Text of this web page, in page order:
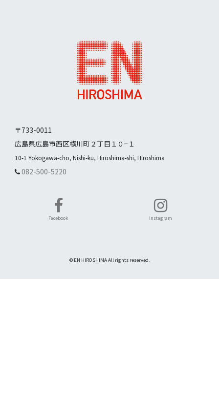
〒733-0011
広島県広島市西区横川町２丁目１０−１
10-1 Yokogawa-cho, Nishi-ku, Hiroshima-shi, Hiroshima
082-500-5220
Facebook Instagram
© EN HIROSHIMA All rights reserved.